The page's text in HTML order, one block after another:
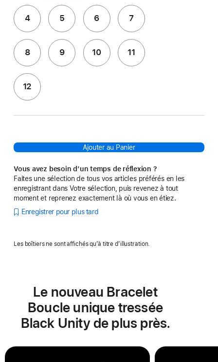
4 5 6 7
8 9 10 11
12
Ajouter au Panier
Vous avez besoin d’un temps de réflexion ?
Faites une sélection de tous vos articles préférés en les
enregistrant dans Votre sélection, puis revenez à tout
moment et reprenez exactement là où vous en étiez.
Enregistrer pour plus tard
Les boîtiers ne sont affichés qu’à titre d’illustration.
Le nouveau Bracelet
Boucle unique tressée
Black Unity de plus près.